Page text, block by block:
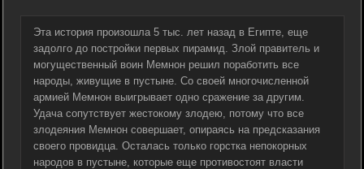
Эта история произошла 5 тыс. лет назад в Египте, еще
задолго до постройки первых пирамид. Злой правитель и
могущественный воин Мемнон решил поработить все
народы, живущие в пустыне. Со своей многочисленной
армией Мемнон выигрывает одно сражение за другим.
Удача сопутствует жестокому злодею, потому что все
злодеяния Мемнон совершает, опираясь на предсказания
своего провидца. Осталась только горстка непокорных
народов в пустыне, которые еще противостоят власти